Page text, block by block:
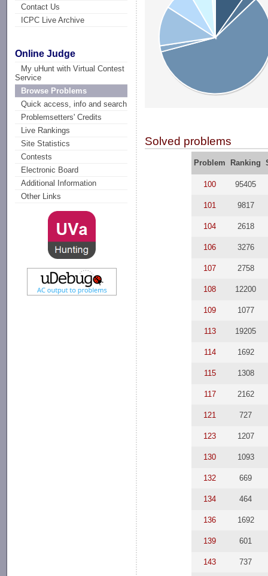
Contact Us
ICPC Live Archive
Online Judge
My uHunt with Virtual Contest
Service
Browse Problems
Quick access, info and search
Problemsetters' Credits
Live Rankings
Site Statistics
Contests
Electronic Board
Additional Information
Other Links
Solved problems
Problem Ranking
100 95405
101 9817
104 2618
106 3276
107 2758
108 12200
109 1077
113 19205
114 1692
115 1308
117 2162
121 727
123 1207
130 1093
132 669
134 464
136 1692
139 601
143 737